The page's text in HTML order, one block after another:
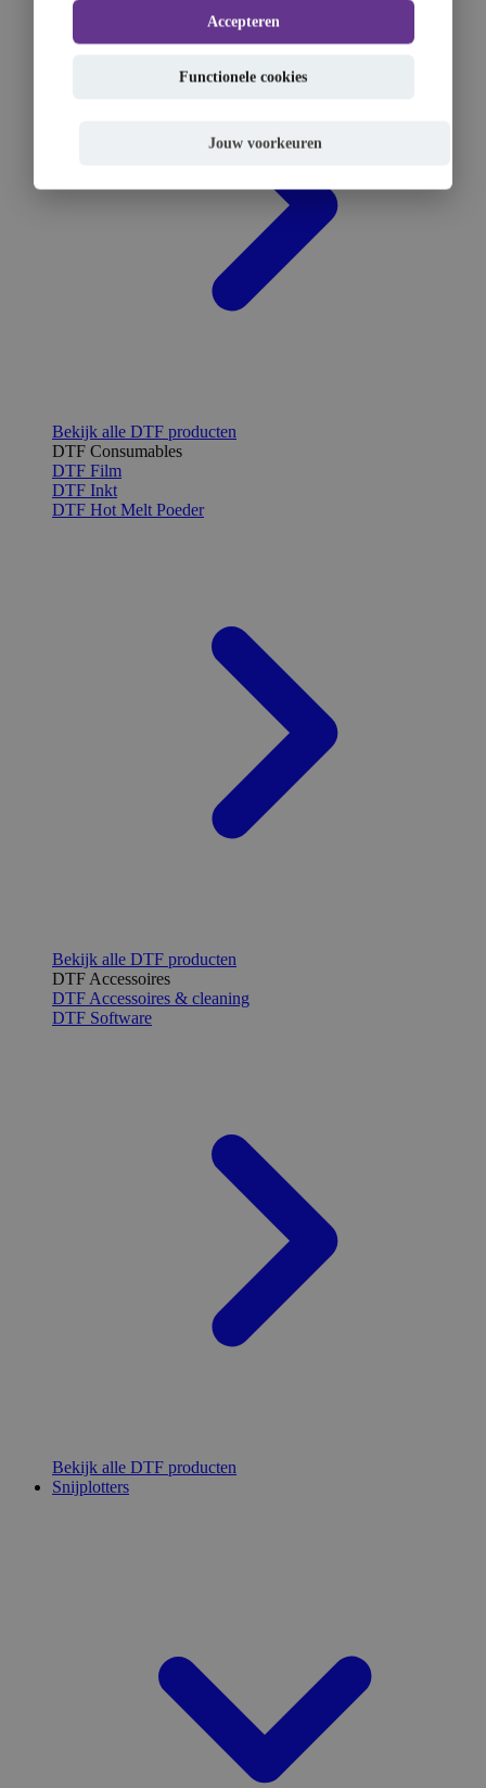
Bekijk alle DTF producten
DTF Consumables
DTF Film
DTF Inkt
DTF Hot Melt Poeder
Bekijk alle DTF producten
DTF Accessoires
DTF Accessoires & cleaning
DTF Software
Bekijk alle DTF producten
Snijplotters
Accepteren
Functionele cookies
Jouw voorkeuren